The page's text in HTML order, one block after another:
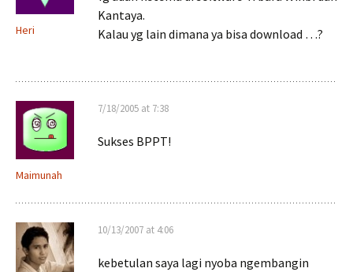
Heri
Kantaya.
Kalau yg lain dimana ya bisa download …?
Maimunah
7/18/2005 at 7:38
Sukses BPPT!
10/13/2007 at 4:06
kebetulan saya lagi nyoba ngembangin